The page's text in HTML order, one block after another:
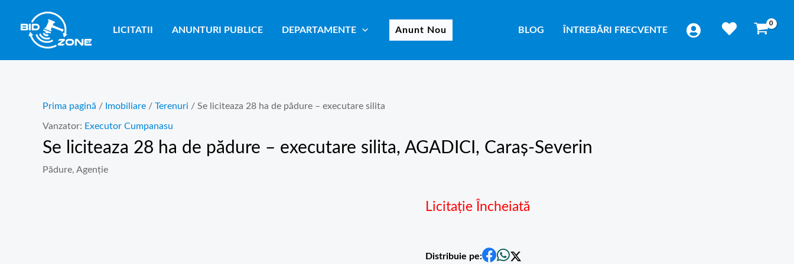
content
LICITATII ANUNTURI PUBLICE DEPARTAMENTE Anunt Nou BLOG ÎNTREBĂRI FRECVENTE
Prima pagină / Imobiliare / Terenuri / Se liciteaza 28 ha de pădure – executare silita
Vanzator: Executor Cumpanasu
Se liciteaza 28 ha de pădure – executare silita, AGADICI, Caraș-Severin
Pădure, Agenție
Licitație Încheiată
Distribuie pe: